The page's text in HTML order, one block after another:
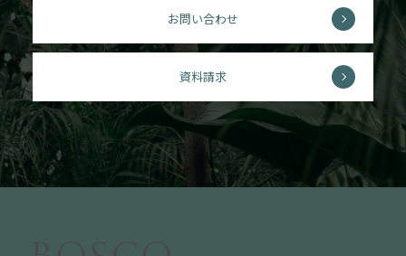
お問い合わせ
資料請求